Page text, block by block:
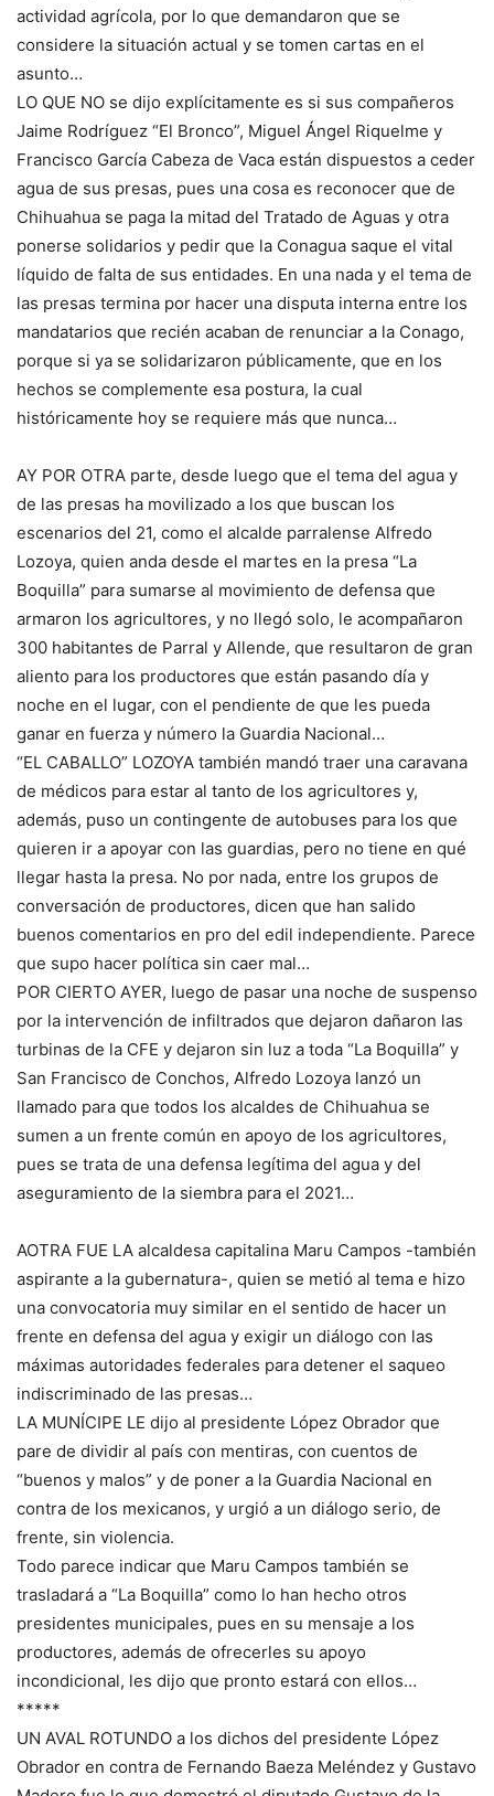
actividad agrícola, por lo que demandaron que se
considere la situación actual y se tomen cartas en el
asunto…
LO QUE NO se dijo explícitamente es si sus compañeros
Jaime Rodríguez “El Bronco”, Miguel Ángel Riquelme y
Francisco García Cabeza de Vaca están dispuestos a ceder
agua de sus presas, pues una cosa es reconocer que de
Chihuahua se paga la mitad del Tratado de Aguas y otra
ponerse solidarios y pedir que la Conagua saque el vital
líquido de falta de sus entidades. En una nada y el tema de
las presas termina por hacer una disputa interna entre los
mandatarios que recién acaban de renunciar a la Conago,
porque si ya se solidarizaron públicamente, que en los
hechos se complemente esa postura, la cual
históricamente hoy se requiere más que nunca…
AY POR OTRA parte, desde luego que el tema del agua y
de las presas ha movilizado a los que buscan los
escenarios del 21, como el alcalde parralense Alfredo
Lozoya, quien anda desde el martes en la presa “La
Boquilla” para sumarse al movimiento de defensa que
armaron los agricultores, y no llegó solo, le acompañaron
300 habitantes de Parral y Allende, que resultaron de gran
aliento para los productores que están pasando día y
noche en el lugar, con el pendiente de que les pueda
ganar en fuerza y número la Guardia Nacional…
“EL CABALLO” LOZOYA también mandó traer una caravana
de médicos para estar al tanto de los agricultores y,
además, puso un contingente de autobuses para los que
quieren ir a apoyar con las guardias, pero no tiene en qué
llegar hasta la presa. No por nada, entre los grupos de
conversación de productores, dicen que han salido
buenos comentarios en pro del edil independiente. Parece
que supo hacer política sin caer mal…
POR CIERTO AYER, luego de pasar una noche de suspenso
por la intervención de infiltrados que dejaron dañaron las
turbinas de la CFE y dejaron sin luz a toda “La Boquilla” y
San Francisco de Conchos, Alfredo Lozoya lanzó un
llamado para que todos los alcaldes de Chihuahua se
sumen a un frente común en apoyo de los agricultores,
pues se trata de una defensa legítima del agua y del
aseguramiento de la siembra para el 2021…
AOTRA FUE LA alcaldesa capitalina Maru Campos -también
aspirante a la gubernatura-, quien se metió al tema e hizo
una convocatoria muy similar en el sentido de hacer un
frente en defensa del agua y exigir un diálogo con las
máximas autoridades federales para detener el saqueo
indiscriminado de las presas…
LA MUNÍCIPE LE dijo al presidente López Obrador que
pare de dividir al país con mentiras, con cuentos de
“buenos y malos” y de poner a la Guardia Nacional en
contra de los mexicanos, y urgió a un diálogo serio, de
frente, sin violencia.
Todo parece indicar que Maru Campos también se
trasladará a “La Boquilla” como lo han hecho otros
presidentes municipales, pues en su mensaje a los
productores, además de ofrecerles su apoyo
incondicional, les dijo que pronto estará con ellos…
*****
UN AVAL ROTUNDO a los dichos del presidente López
Obrador en contra de Fernando Baeza Meléndez y Gustavo